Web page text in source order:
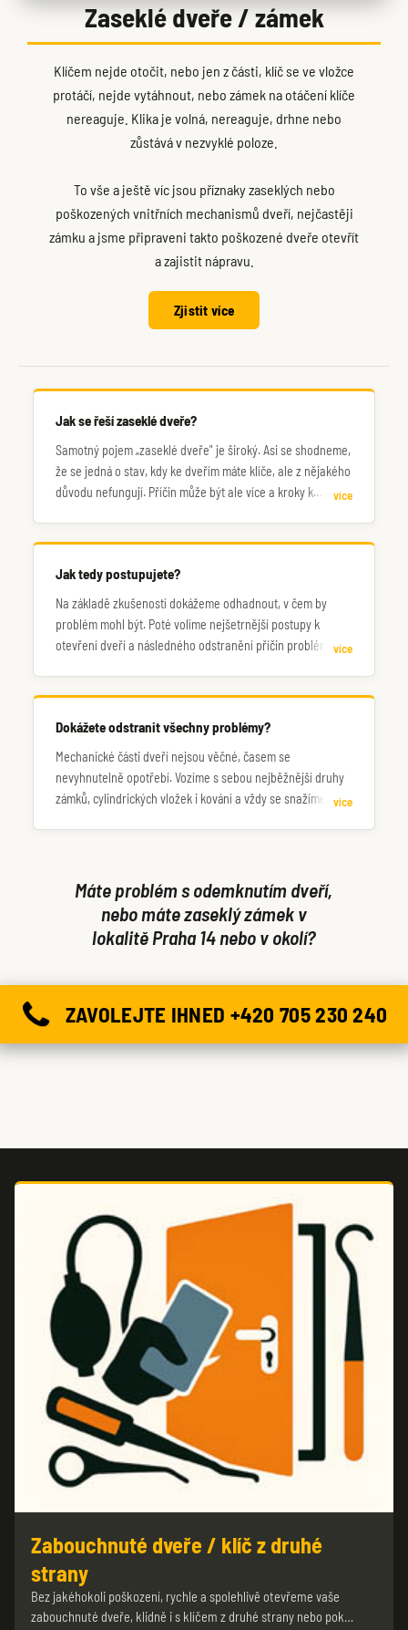
Zaseklé dveře / zámek
Klíčem nejde otočit, nebo jen z části, klíč se ve vložce
protáčí, nejde vytáhnout, nebo zámek na otáčení klíče
nereaguje. Klika je volná, nereaguje, drhne nebo
zůstává v nezvyklé poloze.
To vše a ještě víc jsou příznaky zaseklých nebo
poškozených vnitřních mechanismů dveří, nejčastěji
zámku a jsme připraveni takto poškozené dveře otevřít
a zajistit nápravu.
Zjistit více
Jak se řeší zaseklé dveře?
Samotný pojem „zaseklé dveře" je široký. Asi se shodneme,
že se jedná o stav, kdy ke dveřím máte klíče, ale z nějakého
důvodu nefungují. Příčin může být ale více a kroky k
více
Jak tedy postupujete?
Na základě zkušeností dokážeme odhadnout, v čem by
problém mohl být. Poté volíme nejšetrnější postupy k
otevření dveří a následného odstranění příčin problému.více
Dokážete odstranit všechny problémy?
Mechanické části dveří nejsou věčné, časem se
nevyhnutelně opotřebí. Vozíme s sebou nejběžnější druhy
zámků, cylindrických vložek i kování a vždy se snažíme ovíce
Máte problém s odemknutím dveří,
nebo máte zaseklý zámek v
lokalitě Praha 14 nebo v okolí?
ZAVOLEJTE IHNED +420 705 230 240
Zabouchnuté dveře / klíč z druhé
strany
Bez jakéhokoli poškození, rychle a spolehlivě otevřeme vaše
zabouchnuté dveře, klidně i s klíčem z druhé strany nebo pok…